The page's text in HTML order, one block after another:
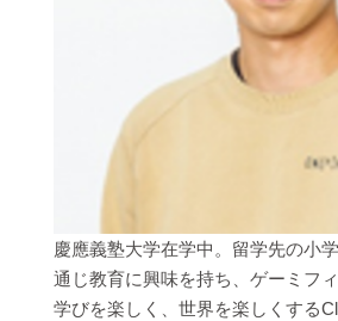
慶應義塾大学在学中。留学先の小
通じ教育に興味を持ち、ゲーミフ
学びを楽しく、世界を楽しくする